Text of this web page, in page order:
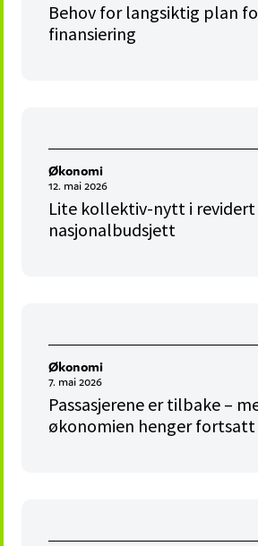
Behov for langsiktig plan
finansiering
Økonomi
12. mai 2026
Lite kollektiv-nytt i revidert
nasjonalbudsjett
Økonomi
7. mai 2026
Passasjerene er tilbake –
økonomien henger